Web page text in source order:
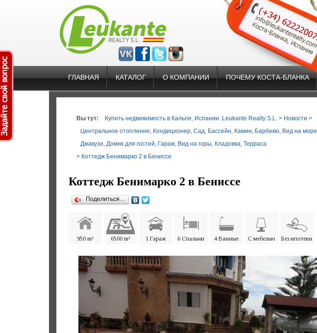
ГЛАВНАЯ КАТАЛОГ О КОМПАНИИ ПОЧЕМУ КОСТА-БЛАНКА
Вы тут: Купить недвижимость в Кальпе, Испании. Leukante Realty S.L.> Новости >
Центральное отопление, Кондиционер, Сад, Бассейн, Камин, Барбекю, Вид на море
Джакузи, Домик для гостей, Гараж, Вид на горы, Кладовка, Терраса
> Коттедж Бенимарко 2 в Бениссе
Коттедж Бенимарко 2 в Бениссе
Поделиться…
950 m² 6500 m² 1 Гараж 6 Спальни 4 Ванные С мебелью Без ипотеки